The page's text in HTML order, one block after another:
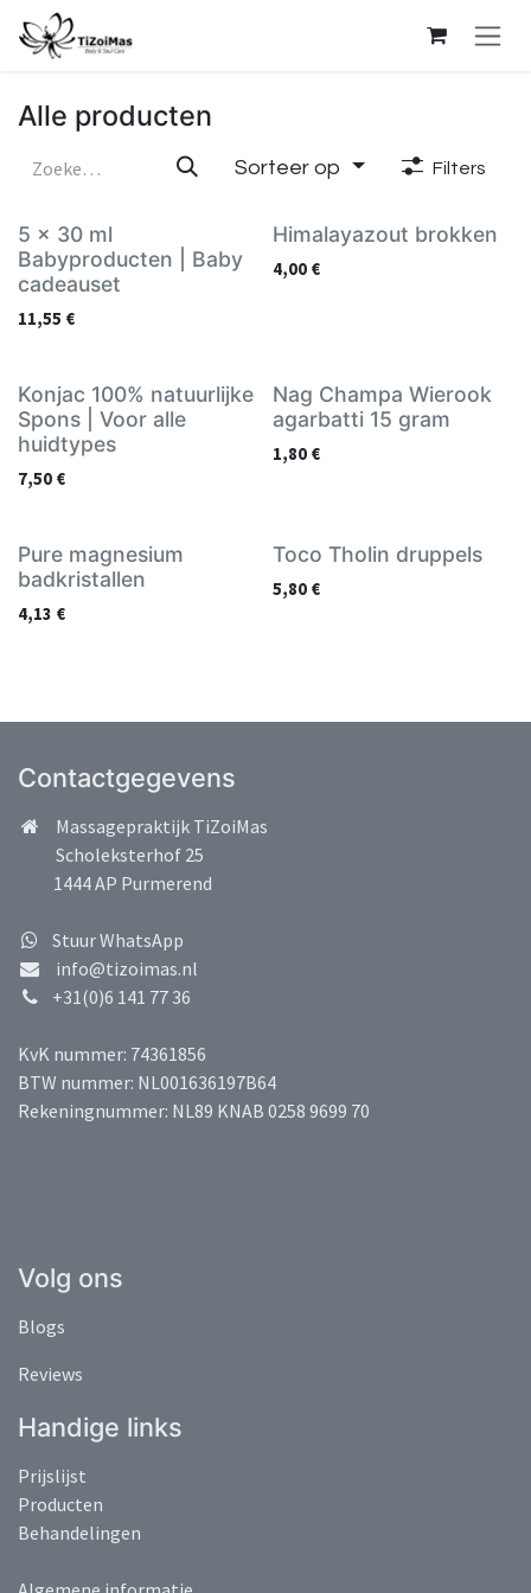
Overslaan naar inhoud
Alle producten
Sorteer op Filters
5 x 30 ml
Babyproducten | Baby
cadeauset
11,55 €
Himalayazout brokken
4,00 €
Konjac 100% natuurlijke
Spons | Voor alle
huidtypes
7,50 €
Nag Champa Wierook
agarbatti 15 gram
1,80 €
Pure magnesium
badkristallen
4,13 €
Toco Tholin druppels
5,80 €
Contactgegevens
Massagepraktijk TiZoiMas
Scholeksterhof 25
1444 AP Purmerend
Stuur WhatsApp
info@tizoimas.nl
+31(0)6 141 77 36
KvK nummer: 74361856
BTW nummer: NL001636197B64
Rekeningnummer: NL89 KNAB 0258 9699 70
Volg ons
Blogs
Reviews
Handige links
Prijslijst
Producten
Behandelingen